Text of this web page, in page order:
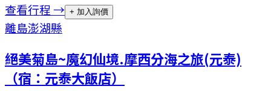
查看行程 → + 加入詢價
離島澎湖縣
絕美菊島~魔幻仙境.摩西分海之旅(元泰)
（宿：元泰大飯店）